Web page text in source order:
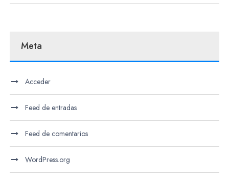
Meta
Acceder
Feed de entradas
Feed de comentarios
WordPress.org